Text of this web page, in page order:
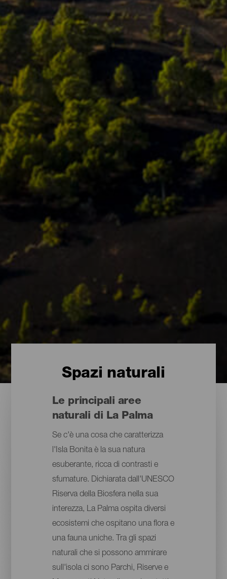
Spazi naturali
Le principali aree
naturali di La Palma
Se c'è una cosa che caratterizza
l'Isla Bonita è la sua natura
esuberante, ricca di contrasti e
sfumature. Dichiarata dall'UNESCO
Riserva della Biosfera nella sua
interezza, La Palma ospita diversi
ecosistemi che ospitano una flora e
una fauna uniche. Tra gli spazi
naturali che si possono ammirare
sull'isola ci sono Parchi, Riserve e